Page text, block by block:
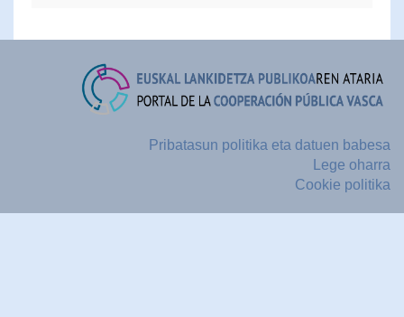
Pribatasun politika eta datuen babesa
Lege oharra
Cookie politika